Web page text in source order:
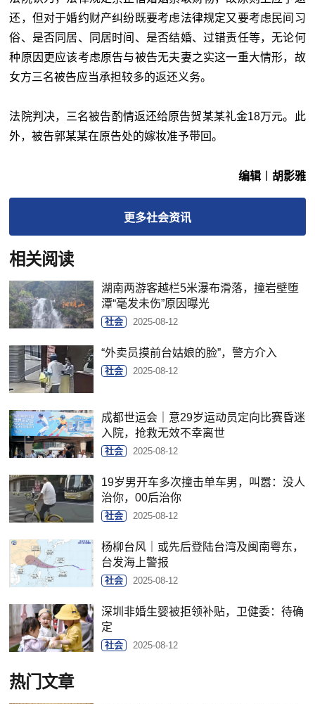
还，但对于婚约财产纠纷既要考虑法律规定又要考虑民间习
俗、是否同居、同居时间、是否结婚、过错责任等，无论何
种原因更应该考虑原告与被告无夫妻之实这一重大情形，故
女方三名被告应当承担较多的返还义务。
法院判决，三名被告酌情返还给原告贺某某礼金18万元。此
外，被告郭某某在原告处的嫁妆准予带回。
编辑︱胡影雅
更多社会资讯
相关阅读
湖南两游客越栏5米瀑布滑落，撞岩壁堕
潭“毫发未伤”原因曝光
社会 2025-08-12
“外卖员摸前台姑娘的脸”，警方介入
社会 2025-08-12
成都世运会｜意29岁运动员定向比赛昏迷
入院，抢救无效不幸离世
社会 2025-08-12
19岁男开车多次撞击单车男，叫嚣：没人
治你，00后治你
社会 2025-08-12
杨柳台风｜或先后登陆台湾及闽南粤东，
台发海上警报
社会 2025-08-12
深圳非婚生婴被拒领补贴，卫健委：待确
定
社会 2025-08-12
热门文章